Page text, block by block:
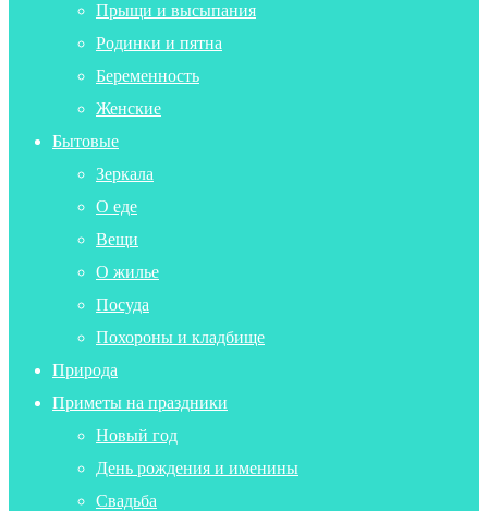
Прыщи и высыпания
Родинки и пятна
Беременность
Женские
Бытовые
Зеркала
О еде
Вещи
О жилье
Посуда
Похороны и кладбище
Природа
Приметы на праздники
Новый год
День рождения и именины
Свадьба